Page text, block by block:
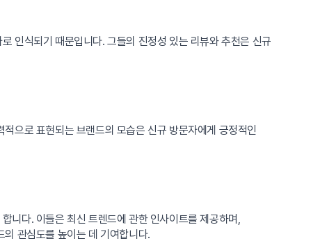
인식되기 때문입니다. 그들의 진정성 있는 리뷰와 추천은 신규
으로 표현되는 브랜드의 모습은 신규 방문자에게 긍정적인
니다. 이들은 최신 트렌드에 관한 인사이트를 제공하며,
관심도를 높이는 데 기여합니다.